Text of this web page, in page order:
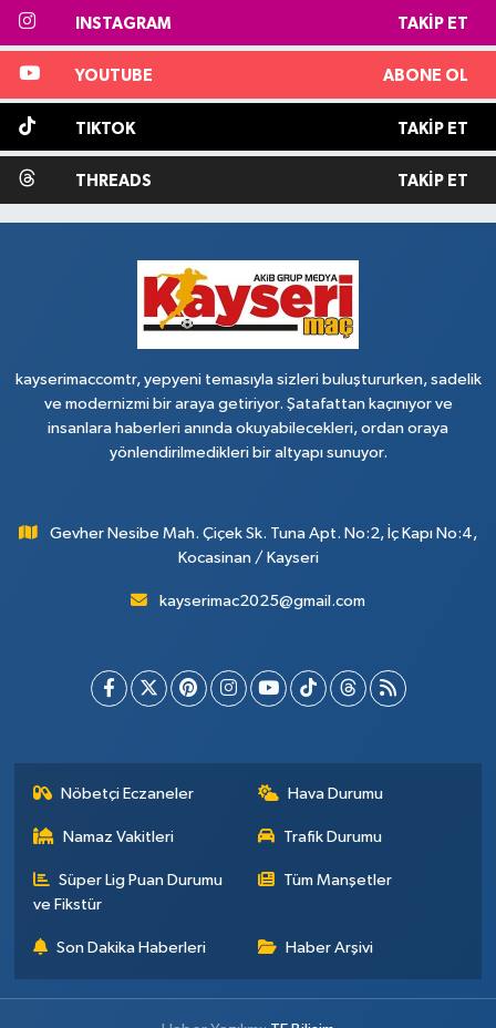
INSTAGRAM TAKIP ET
YOUTUBE ABONE OL
TIKTOK TAKIP ET
THREADS TAKIP ET
kayserimaccomtr, yepyeni temasıyla sizleri buluştururken, sadelik
ve modernizmi bir araya getiriyor. Şatafattan kaçınıyor ve
insanlara haberleri anında okuyabilecekleri, ordan oraya
yönlendirilmedikleri bir altyapı sunuyor.
Gevher Nesibe Mah. Çiçek Sk. Tuna Apt. No:2, İç Kapı No:4,
Kocasinan / Kayseri
kayserimac2025@gmail.com
Nöbetçi Eczaneler Hava Durumu
Namaz Vakitleri Trafik Durumu
Süper Lig Puan Durumu
ve Fikstür
Tüm Manşetler
Son Dakika Haberleri Haber Arşivi